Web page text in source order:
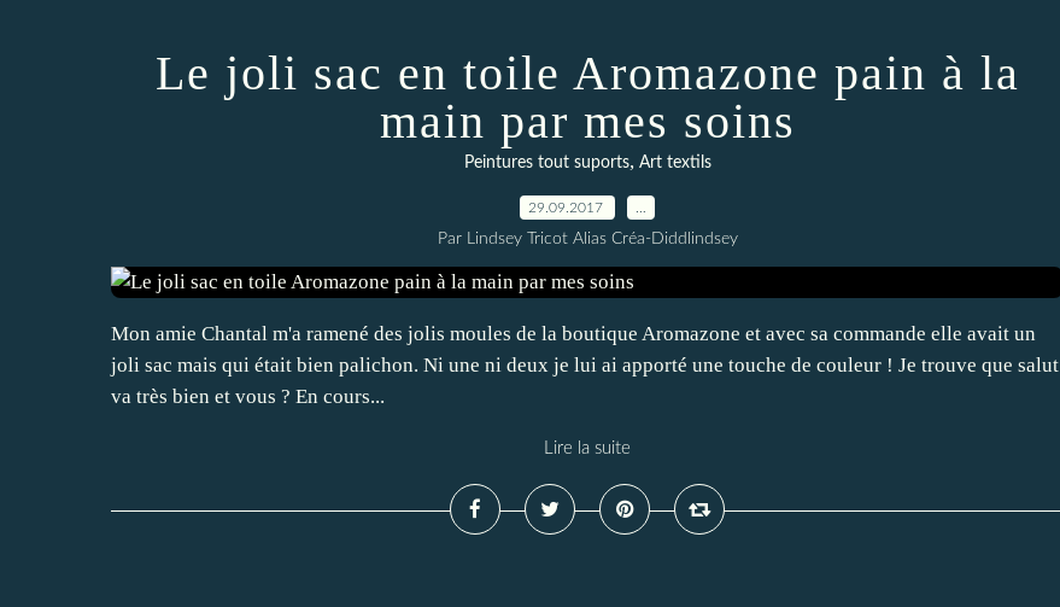
Le joli sac en toile Aromazone pain à la
main par mes soins
Peintures tout suports, Art textils
29.09.2017
Par Lindsey Tricot Alias Créa-Diddlindsey
Mon amie Chantal m'a ramené des jolis moules de la boutique Aromazone et avec sa commande elle avait un
joli sac mais qui était bien palichon. Ni une ni deux je lui ai apporté une touche de couleur ! Je trouve que salut
va très bien et vous ? En cours...
Lire la suite